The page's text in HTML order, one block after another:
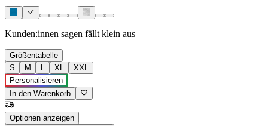
Kunden:innen sagen fällt klein aus
Größentabelle
S
M L XL
XXL
Personalisieren
In den Warenkorb
Optionen anzeigen